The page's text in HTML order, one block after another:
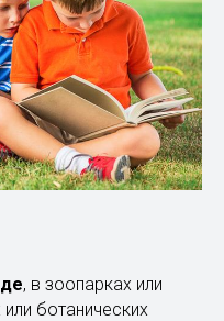
, в зоопарках или
ботанических